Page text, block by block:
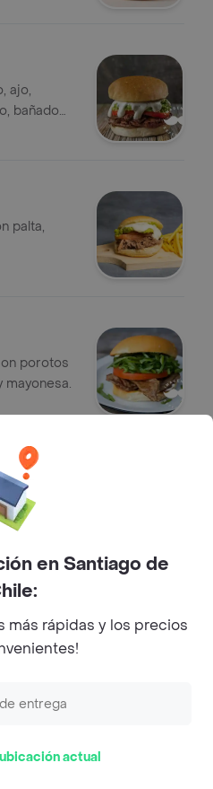
ajo,
bañado
palta,
porotos
chucrut,
queso
y
en Santiago de
más rápidas y los precios
actual